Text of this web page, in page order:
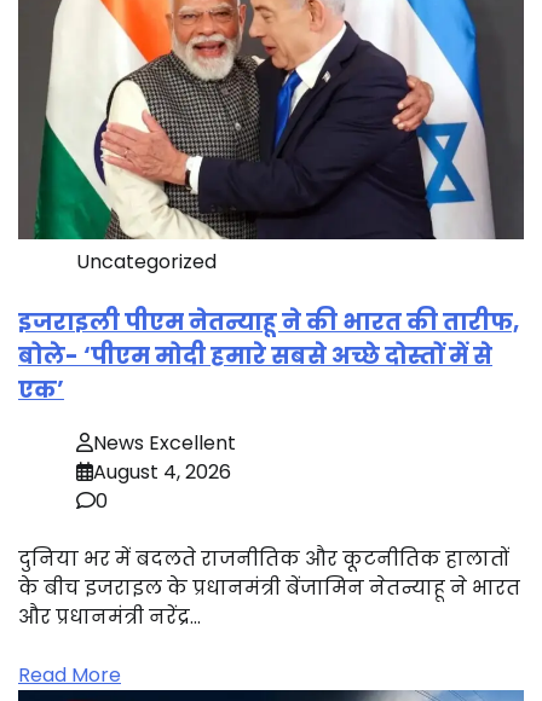
Uncategorized
इजराइली पीएम नेतन्याहू ने की भारत की तारीफ,
बोले- ‘पीएम मोदी हमारे सबसे अच्छे दोस्तों में से
एक’
News Excellent
August 4, 2026
0
दुनिया भर में बदलते राजनीतिक और कूटनीतिक हालातों
के बीच इजराइल के प्रधानमंत्री बेंजामिन नेतन्याहू ने भारत
और प्रधानमंत्री नरेंद्र…
Read More